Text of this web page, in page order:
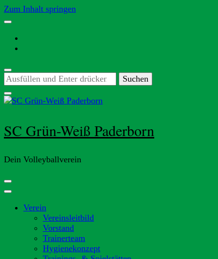
Zum Inhalt springen
Suchst
du
nach
etwas?
SC Grün-Weiß Paderborn
Dein Volleyballverein
Verein
Vereinsleitbild
Vorstand
Trainerteam
Hygienekonzept